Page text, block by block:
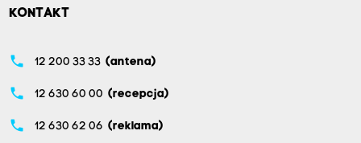
KONTAKT
phone 12 200 33 33 (antena)
phone 12 630 60 00 (recepcja)
phone 12 630 62 06 (reklama)